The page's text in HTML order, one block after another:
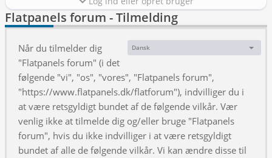
Flatpanels forum - Tilmelding
Sprog:
Dansk
Når du tilmelder dig
"Flatpanels forum" (i det
følgende "vi", "os", "vores", "Flatpanels forum",
"https://www.flatpanels.dk/flatforum"), indvilliger du i
at være retsgyldigt bundet af de følgende vilkår. Vær
venlig ikke at tilmelde dig og/eller bruge "Flatpanels
forum", hvis du ikke indvilliger i at være retsgyldigt
bundet af alle de følgende vilkår. Vi kan ændre disse til